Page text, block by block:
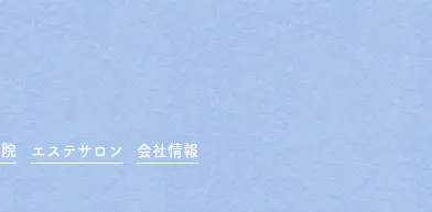
エステサロン 会社情報